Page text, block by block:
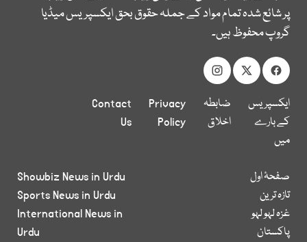
پر شائع شدہ تمام مواد کے جملہ حقوق بحق ایکسپریس میڈیا
گروپ محفوظ ہیں۔
ایکسپریس
کے بارے
میں
ضابطہ
اخلاق
Privacy
Policy
Contact
Us
صفحۂ اول
تازہ ترین
غزہ لہو لہو
پاکستان
Showbiz News in Urdu
Sports News in Urdu
International News in
Urdu